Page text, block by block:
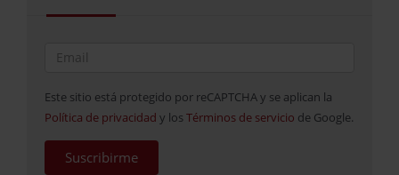
Este sitio está protegido por reCAPTCHA y se aplican la
Política de privacidad y los Términos de servicio de Google.
Suscribirme